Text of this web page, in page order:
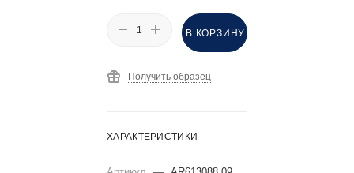
В КОРЗИНУ
Получить образец
ХАРАКТЕРИСТИКИ